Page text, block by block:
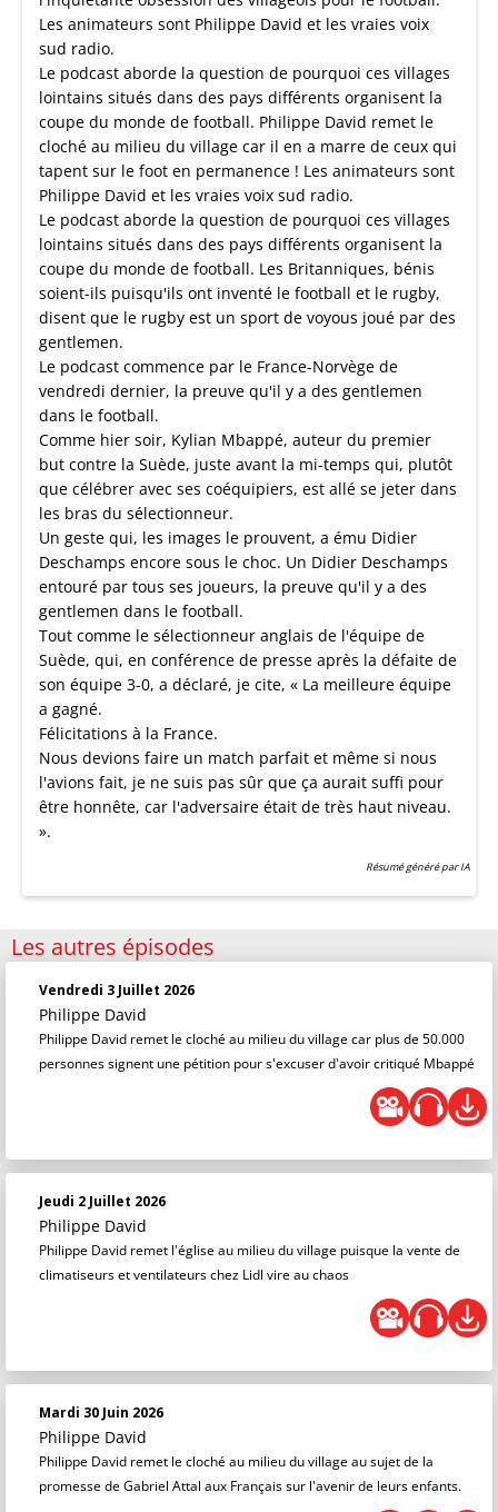
Les animateurs sont Philippe David et les vraies voix
sud radio.
Le podcast aborde la question de pourquoi ces villages
lointains situés dans des pays différents organisent la
coupe du monde de football. Philippe David remet le
cloché au milieu du village car il en a marre de ceux qui
tapent sur le foot en permanence ! Les animateurs sont
Philippe David et les vraies voix sud radio.
Le podcast aborde la question de pourquoi ces villages
lointains situés dans des pays différents organisent la
coupe du monde de football. Les Britanniques, bénis
soient-ils puisqu'ils ont inventé le football et le rugby,
disent que le rugby est un sport de voyous joué par des
gentlemen.
Le podcast commence par le France-Norvège de
vendredi dernier, la preuve qu'il y a des gentlemen
dans le football.
Comme hier soir, Kylian Mbappé, auteur du premier
but contre la Suède, juste avant la mi-temps qui, plutôt
que célébrer avec ses coéquipiers, est allé se jeter dans
les bras du sélectionneur.
Un geste qui, les images le prouvent, a ému Didier
Deschamps encore sous le choc. Un Didier Deschamps
entouré par tous ses joueurs, la preuve qu'il y a des
gentlemen dans le football.
Tout comme le sélectionneur anglais de l'équipe de
Suède, qui, en conférence de presse après la défaite de
son équipe 3-0, a déclaré, je cite, « La meilleure équipe
a gagné.
Félicitations à la France.
Nous devions faire un match parfait et même si nous
l'avions fait, je ne suis pas sûr que ça aurait suffi pour
être honnête, car l'adversaire était de très haut niveau.
».
Résumé généré par IA
Les autres épisodes
Vendredi 3 Juillet 2026
Philippe David
Philippe David remet le cloché au milieu du village car plus de 50.000
personnes signent une pétition pour s'excuser d'avoir critiqué Mbappé
Jeudi 2 Juillet 2026
Philippe David
Philippe David remet l'église au milieu du village puisque la vente de
climatiseurs et ventilateurs chez Lidl vire au chaos
Mardi 30 Juin 2026
Philippe David
Philippe David remet le cloché au milieu du village au sujet de la
promesse de Gabriel Attal aux Français sur l'avenir de leurs enfants.